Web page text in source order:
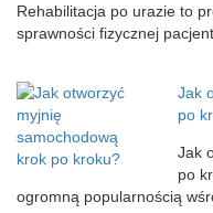
Rehabilitacja po urazie to
sprawności fizycznej
Jak
po
Jak
po
ogromną popularnością